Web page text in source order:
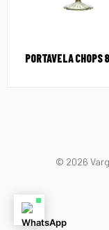
PORTAVELA CHOPS 8
© 2026